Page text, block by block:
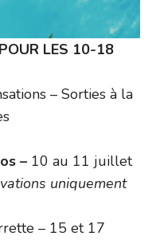
LES 10-18
– Sorties à la
– 10 au 11 juillet
uniquement
– 15 et 17